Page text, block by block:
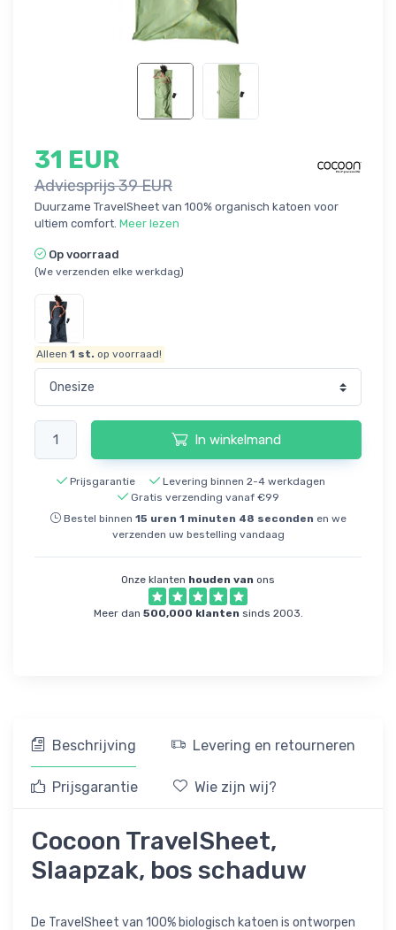
31 EUR
Adviesprijs 39 EUR
Duurzame TravelSheet van 100% organisch katoen voor
ultiem comfort. Meer lezen
Op voorraad
(We verzenden elke werkdag)
Alleen1 st. op voorraad!
In winkelmand
Prijsgarantie
Levering binnen 2-4 werkdagen
Gratis verzending vanaf €99
Bestel binnen 15 uren 1 minuten 48 seconden en we
verzenden uw bestelling vandaag
Onze klanten houden van ons
Meer dan 500,000 klanten sinds 2003.
Beschrijving Levering en retourneren
Prijsgarantie Wie zijn wij?
Cocoon TravelSheet,
Slaapzak, bos schaduw
De TravelSheet van 100% biologisch katoen is ontworpen